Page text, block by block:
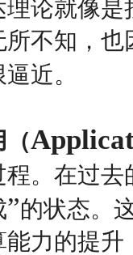
理论就像是
所不知，也
近。
（
程。在过去
”的状态。
能力的提升